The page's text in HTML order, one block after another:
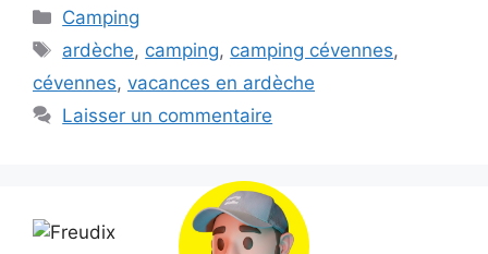
Catégories
Camping
Étiquettes
ardèche, camping, camping cévennes,
cévennes, vacances en ardèche
Laisser un commentaire